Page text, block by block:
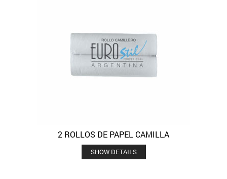
2 ROLLOS DE PAPEL CAMILLA
SHOW DETAILS